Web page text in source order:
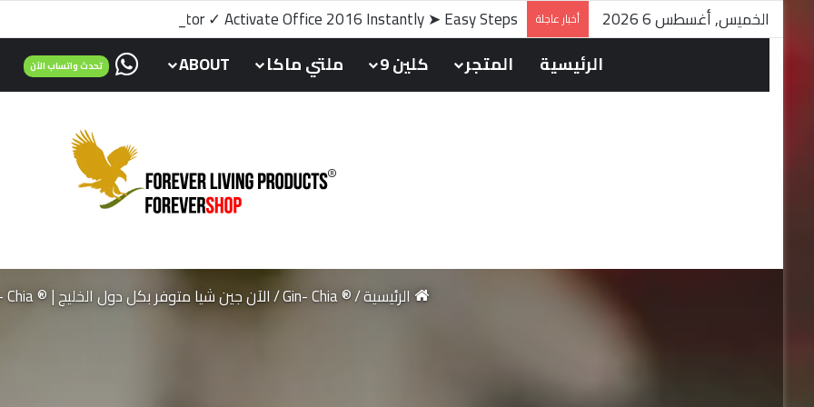
الخميس, أغسطس 6 2026 أخبار عاجلة office 2016 kms activator ✓ Activate Office 2016 Instantly ➤ Easy Steps
الرئيسية المتجر كلين 9 ملتي ماكا ABOUT تحدث واتساب
تحدث واتساب الآن
الرئيسية/
® Gin- Chia
/الآن جين شيا متوفر بكل دول الخليج | ® Gin- Chia